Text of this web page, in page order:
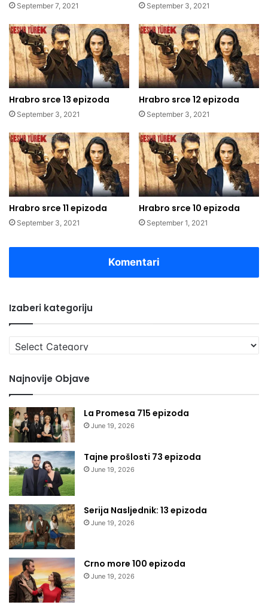
September 7, 2021 September 3, 2021
Hrabro srce 13 epizoda
September 3, 2021
Hrabro srce 12 epizoda
September 3, 2021
Hrabro srce 11 epizoda
September 3, 2021
Hrabro srce 10 epizoda
September 1, 2021
Komentari
Izaberi kategoriju
Izaberi
kategoriju
Najnovije Objave
La Promesa 715 epizoda
June 19, 2026
Tajne prošlosti 73 epizoda
June 19, 2026
Serija Nasljednik: 13 epizoda
June 19, 2026
Crno more 100 epizoda
June 19, 2026